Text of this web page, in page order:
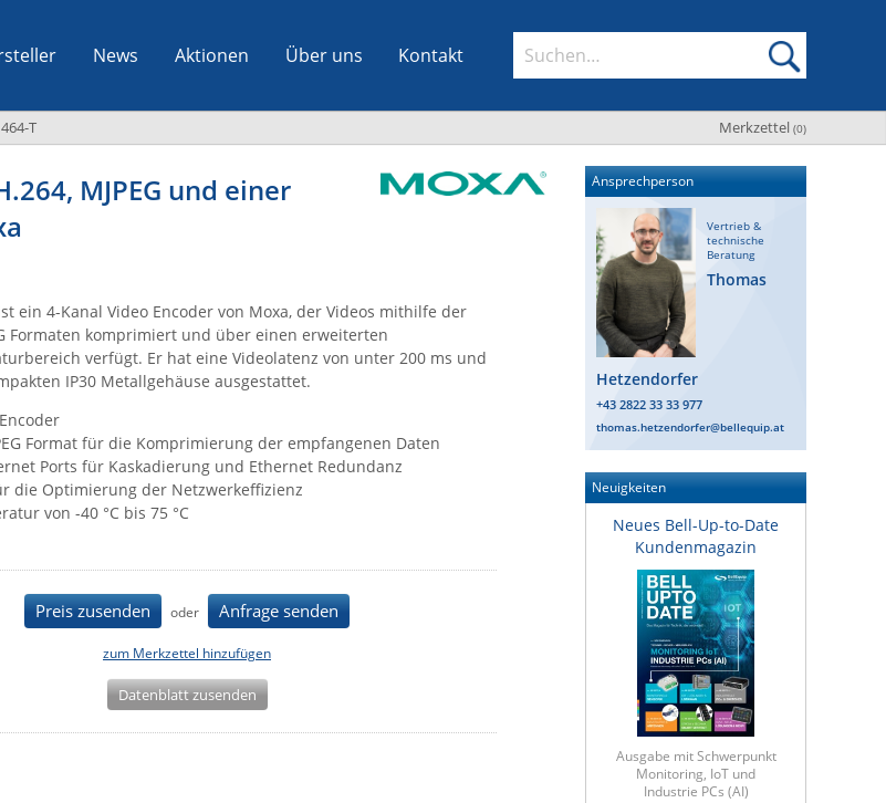
News Aktionen Über uns Kontakt
Merkzettel (0)
T
MJPEG und einer
ein 4-Kanal Video Encoder von Moxa, der Videos mithilfe der
Formaten komprimiert und über einen erweiterten
verfügt. Er hat eine Videolatenz von unter 200 ms und
IP30 Metallgehäuse ausgestattet.
Format für die Komprimierung der empfangenen Daten
Ports für Kaskadierung und Ethernet Redundanz
die Optimierung der Netzwerkeffizienz
von -40 °C bis 75 °C
Preis zusenden oder Anfrage senden
zum Merkzettel hinzufügen
Datenblatt zusenden
Ansprechperson
Vertrieb &
technische
Beratung
Thomas
Hetzendorfer
+43 2822 33 33 977
thomas.hetzendorfer@bellequip.at
Neuigkeiten
Neues Bell-Up-to-Date
Kundenmagazin
Ausgabe mit Schwerpunkt
Monitoring, IoT und
Industrie PCs (AI)